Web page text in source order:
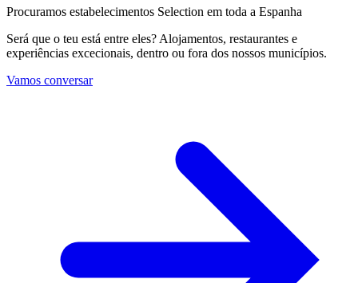
Procuramos estabelecimentos Selection em toda a Espanha
Será que o teu está entre eles? Alojamentos, restaurantes e
experiências excecionais, dentro ou fora dos nossos municípios.
Vamos conversar